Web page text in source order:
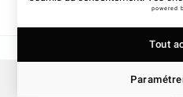
powered
Tout